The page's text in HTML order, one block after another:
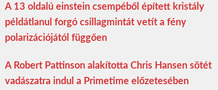
A 13 oldalú einstein csempéből épített kristály
példátlanul forgó csillagmintát vetít a fény
polarizációjától függően
A Robert Pattinson alakította Chris Hansen sötét
vadászatra indul a Primetime előzetesében